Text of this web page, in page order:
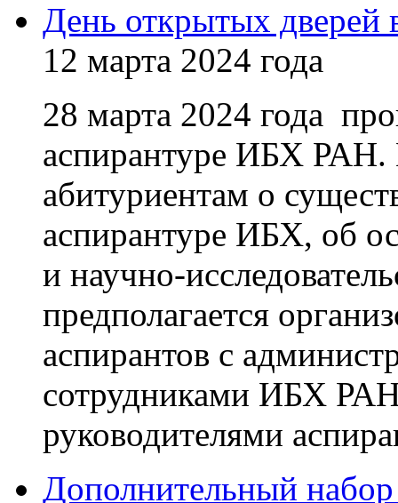
День открытых
12 марта 2024 года
28 марта 2024 года
аспирантуре ИБХ РАН.
абитуриентам о
аспирантуре ИБХ, об
и научно-
предполагается
аспирантов с
сотрудниками ИБХ
руководителями
Дополнительный